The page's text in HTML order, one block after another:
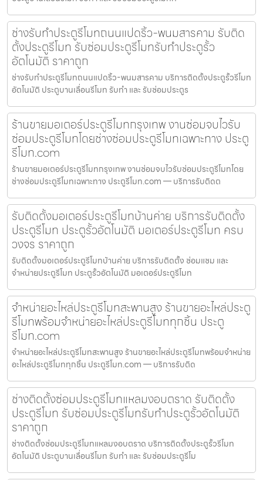
ช่างรับทำประตูรีโมทถนนแปดริ้ว-พนมสารคาม รับติด
ตั้งประตูรีโมท รับซ่อมประตูรีโมทรับทำประตูรั้ว
อัตโนมัติ ราคาถูก
ช่างรับทำประตูรีโมทถนนแปดริ้ว-พนมสารคาม บริการติดตั้งประตูรั้วรีโมท
อัตโนมัติ ประตูบานเลื่อนรีโมท รับทำ และ รับซ่อมประตูร
ร้านขายมอเตอร์ประตูรีโมทกรุงเทพ งานซ่อมจบไวรับ
ซ่อมประตูรีโมทโดยช่างซ่อมประตูรีโมทเฉพาะทาง ประตู
รีโมท.com
ร้านขายมอเตอร์ประตูรีโมทกรุงเทพ งานซ่อมจบไวรับซ่อมประตูรีโมทโดย
ช่างซ่อมประตูรีโมทเฉพาะทาง ประตูรีโมท.com — บริการรับติดต
รับติดตั้งมอเตอร์ประตูรีโมทบ้านค่าย บริการรับติดตั้ง
ประตูรีโมท ประตูรั้วอัตโนมัติ มอเตอร์ประตูรีโมท ครบ
วงจร ราคาถูก
รับติดตั้งมอเตอร์ประตูรีโมทบ้านค่าย บริการรับติดตั้ง ซ่อมแซม และ
จำหน่ายประตูรีโมท ประตูรั้วอัตโนมัติ มอเตอร์ประตูรีโมท
จำหน่ายอะไหล่ประตูรีโมทสะพานสูง ร้านขายอะไหล่ประตู
รีโมทพร้อมจำหน่ายอะไหล่ประตูรีโมททุกชิ้น ประตู
รีโมท.com
จำหน่ายอะไหล่ประตูรีโมทสะพานสูง ร้านขายอะไหล่ประตูรีโมทพร้อมจำหน่าย
อะไหล่ประตูรีโมททุกชิ้น ประตูรีโมท.com — บริการรับติด
ช่างติดตั้งซ่อมประตูรีโมทแหลมงอบตราด รับติดตั้ง
ประตูรีโมท รับซ่อมประตูรีโมทรับทำประตูรั้วอัตโนมัติ
ราคาถูก
ช่างติดตั้งซ่อมประตูรีโมทแหลมงอบตราด บริการติดตั้งประตูรั้วรีโมท
อัตโนมัติ ประตูบานเลื่อนรีโมท รับทำ และ รับซ่อมประตูรีโม